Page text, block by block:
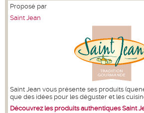
Proposé par
Saint Jean
Saint Jean vous présente ses produits
que des idées pour les déguster et les
Découvrez les produits authentiques Saint